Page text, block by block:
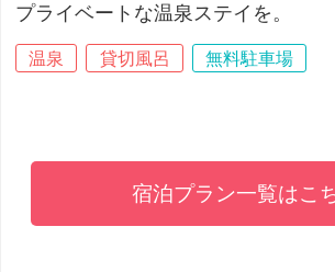
プライベートな温泉ステイを。
温泉 貸切風呂 無料駐車場
宿泊プラン一覧はこ